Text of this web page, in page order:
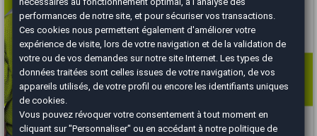
performances de notre site, et pour sécuriser vos transactions.
Ces cookies nous permettent également d'améliorer votre
expérience de visite, lors de votre navigation et de la validation de
votre ou de vos demandes sur notre site Internet. Les types de
données traitées sont celles issues de votre navigation, de vos
appareils utilisés, de votre profil ou encore les identifiants uniques
de cookies.
Vous pouvez révoquer votre consentement à tout moment en
cliquant sur "Personnaliser" ou en accédant à notrepolitique de